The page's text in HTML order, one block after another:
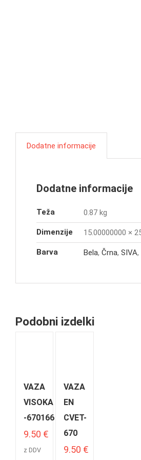
Dodatne informacije
Dodatne informacije
Teža 0.87 kg
Dimenzije 15.00000000 ×
Barva Bela, Črna, SIVA,
Podobni izdelki
VAZA
VISOKA
-670166
9.50 €
z DDV
VAZA
EN
CVET-
670
9.50 €